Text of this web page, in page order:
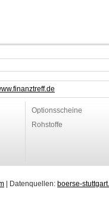
Optionsscheine
Rohstoffe
| Datenquellen: boerse-